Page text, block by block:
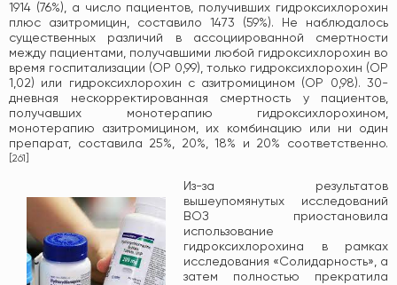
1914 (76%), а число пациентов, получивших гидроксихлорохин
плюс азитромицин, составило 1473 (59%). Не наблюдалось
существенных различий в ассоциированной смертности
между пациентами, получавшими любой гидроксихлорохин во
время госпитализации (ОР 0,99), только гидроксихлорохин (ОР
1,02) или гидроксихлорохин с азитромицином (ОР 0,98). 30-
дневная нескорректированная смертность у пациентов,
получавших монотерапию гидроксихлорохином,
монотерапию азитромицином, их комбинацию или ни один
препарат, составила 25%, 20%, 18% и 20% соответственно.
261
Из-за результатов
вышеупомянутых исследований
ВОЗ приостановила
использование
гидроксихлорохина в рамках
исследования «Солидарность», а
затем полностью прекратила